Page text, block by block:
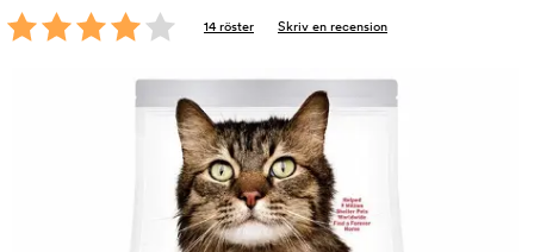
14 röster Skriv en recension